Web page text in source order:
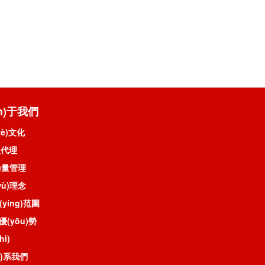
于我們
文化
理
管理
理念
范圍
(yōu)勢
我們